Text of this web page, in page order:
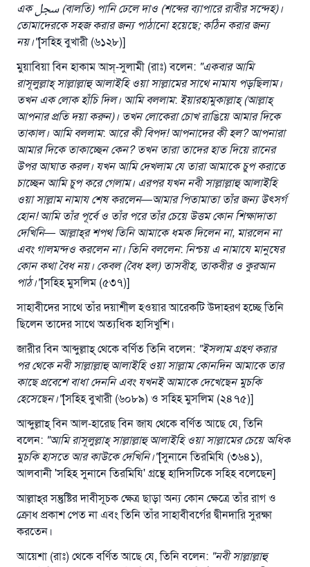
এক سجل(বালতি) পানি ঢেলে দাও(শব্দের ব্যাপারে রাবীর সন্দেহ)।
তোমাদেরকে সহজ করার জন্য পাঠানো হয়েছে;কঠিন করার জন্য
নয়।"[সহিহ বুখারী (৬১২৮)]
মুয়াবিয়া বিন হাকাম আস্‌-সুলামী (রাঃ) বলেন: "একবার আমি
রাসূলুল্লাহ্‌সাল্লাল্লাহু আলাইহি ওয়া সাল্লামের সাথে নামায পড়ছিলাম।
তখন এক লোক হাঁচি দিল। আমি বললাম: ইয়ারহামুকাল্লাহ্‌ (আল্লাহ্
আপনার প্রতি দয়া করুন)। তখন লোকেরা চোখ রাঙিয়ে আমার দিকে
তাকাল। আমি বললাম: আরে কী বিপদ!আপনাদের কী হল?আপনারা
আমার দিকে তাকাচ্ছেন কেন?তখন তারা তাদের হাত দিয়ে রানের
উপর আঘাত করল। যখন আমি দেখলাম যে তারা আমাকে চুপ করাতে
চাচ্ছেন আমি চুপ করে গেলাম। এরপর যখন নবী সাল্লাল্লাহু আলাইহি
ওয়া সাল্লাম নামায শেষ করলেন—আমার পিতামাতা তাঁর জন্য উৎসর্গ
হোন!আমি তাঁর পূর্বে ও তাঁর পরে তাঁর চেয়ে উত্তম কোন শিক্ষাদাতা
দেখিনি— আল্লাহ্র শপথ তিনি আমাকে ধমক দিলেন না, মারলেন না
এবং গালমন্দও করলেন না। তিনি বললেন: নিশ্চয় এ নামাযে মানুষের
কোন কথা বৈধ নয়। কেবল (বৈধ হল) তাসবীহ, তাকবীর ও কুরআন
পাঠ।"[সহিহ মুসলিম (৫৩৭)]
সাহাবীদের সাথে তাঁর দয়াশীল হওয়ার আরেকটি উদাহরণ হচ্ছে তিনি
ছিলেন তাদের সাথে অত্যধিক হাসিখুশি।
জারীর বিন আব্দুল্লাহ্‌ থেকে বর্ণিত তিনি বলেন: "ইসলাম গ্রহণ করার
পর থেকে নবী সাল্লাল্লাহু আলাইহি ওয়া সাল্লাম কোনদিন আমাকে তার
কাছে প্রবেশে বাধা দেননি এবং যখনই আমাকে দেখেছেন মুচকি
হেসেছেন।"[সহিহ বুখারী (৬০৮৯) ও সহিহ মুসলিম (২৪৭৫)]
আব্দুল্লাহ্‌ বিন আল-হারেছ বিন জায থেকে বর্ণিত আছে যে, তিনি
বলেন: "আমি রাসূলুল্লাহ্‌সাল্লাল্লাহু আলাইহি ওয়া সাল্লামের চেয়ে অধিক
মুচকি হাসতে আর কাউকে দেখিনি।"[সুনানে তিরমিযি (৩৬৪১),
আলবানী 'সহিহ সুনানে তিরমিযি' গ্রন্থে হাদিসটিকে সহিহ বলেছেন]
আল্লাহ্‌র সন্তুষ্টির দাবীসূচক ক্ষেত্র ছাড়া অন্য কোন ক্ষেত্রে তাঁর রাগ ও
ক্রোধ প্রকাশ পেত না এবং তিনি তাঁর সাহাবীবর্গের দ্বীনদারি সুরক্ষা
করতেন।
আয়েশা (রাঃ) থেকে বর্ণিত আছে যে, তিনি বলেন: "নবী সাল্লাল্লাহু